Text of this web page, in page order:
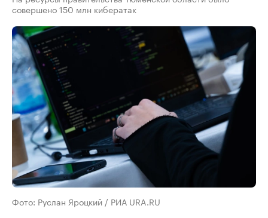
совершено 150 млн кибератак
Фото: Руслан Яроцкий / РИА URA.RU